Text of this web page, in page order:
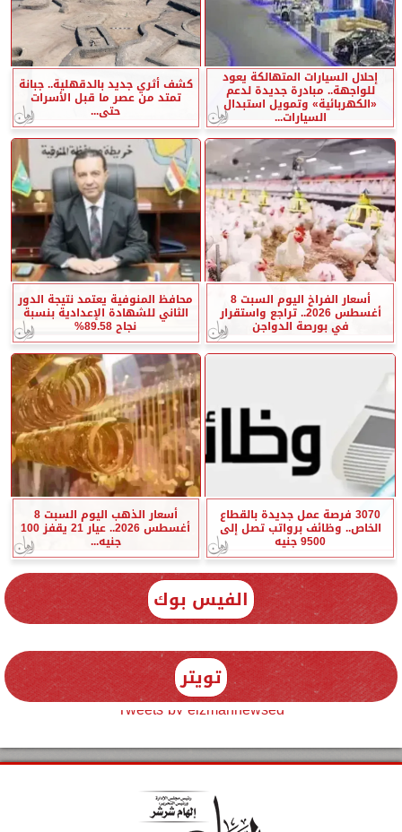
إحلال السيارات المتهالكة يعود
للواجهة.. مبادرة جديدة لدعم
«الكهربائية» وتمويل استبدال
السيارات...
كشف أثري جديد بالدقهلية.. جبانة
تمتد من عصر ما قبل الأسرات
حتى...
أسعار الفراخ اليوم السبت 8
أغسطس 2026.. تراجع واستقرار
في بورصة الدواجن
محافظ المنوفية يعتمد نتيجة الدور
الثاني للشهادة الإعدادية بنسبة
نجاح 89.58%
3070 فرصة عمل جديدة بالقطاع
الخاص.. وظائف برواتب تصل إلى
9500 جنيه
أسعار الذهب اليوم السبت 8
أغسطس 2026.. عيار 21 يقفز 100
جنيه...
الفيس بوك
تويتر
Tweets by elzmannewseg